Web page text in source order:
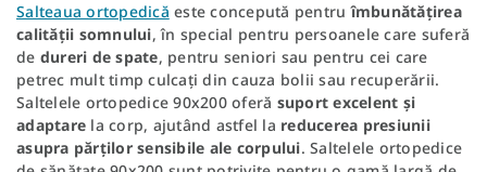
Salteaua ortopedică este concepută pentruîmbunătățirea
calității somnului, în special pentru persoanele care suferă
de dureri de spate, pentru seniori sau pentru cei care
petrec mult timp culcați din cauza bolii sau recuperării.
Saltelele ortopedice 90x200 oferă suport excelent și
adaptare la corp, ajutând astfel la reducerea presiunii
asupra părților sensibile ale corpului. Saltelele ortopedice